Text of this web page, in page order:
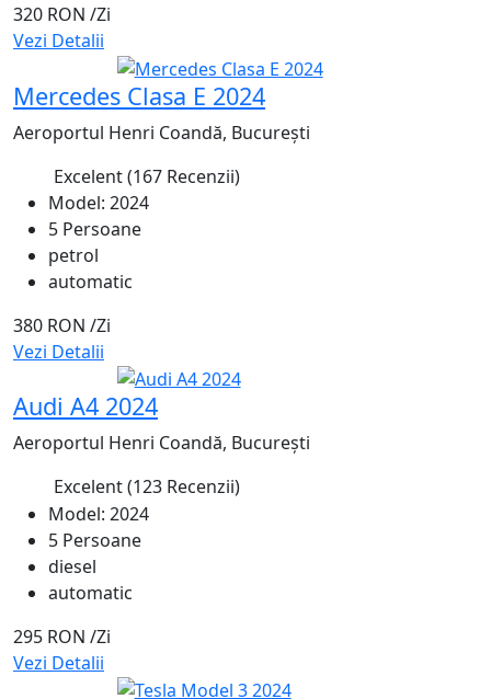
320 RON /Zi
Vezi Detalii
Mercedes Clasa E 2024
Aeroportul Henri Coandă, București
Excelent (167 Recenzii)
Model: 2024
5 Persoane
petrol
automatic
380 RON /Zi
Vezi Detalii
Audi A4 2024
Aeroportul Henri Coandă, București
Excelent (123 Recenzii)
Model: 2024
5 Persoane
diesel
automatic
295 RON /Zi
Vezi Detalii